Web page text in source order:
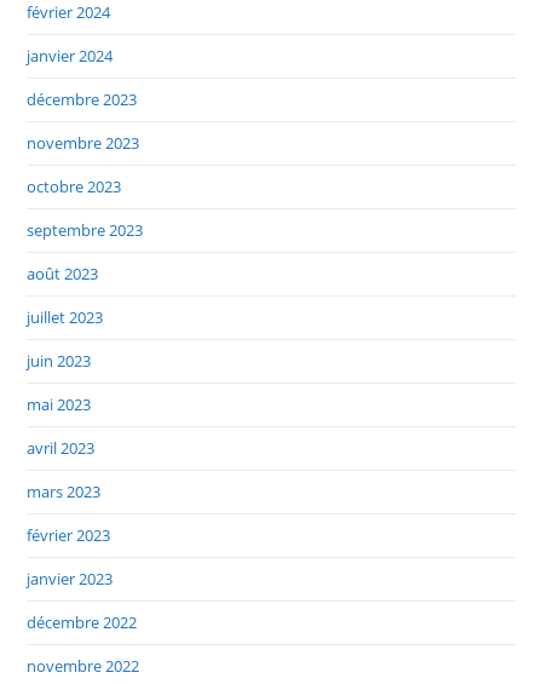
février 2024
janvier 2024
décembre 2023
novembre 2023
octobre 2023
septembre 2023
août 2023
juillet 2023
juin 2023
mai 2023
avril 2023
mars 2023
février 2023
janvier 2023
décembre 2022
novembre 2022